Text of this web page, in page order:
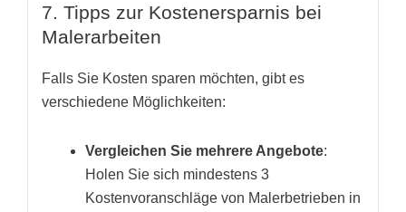
7. Tipps zur Kostenersparnis bei
Malerarbeiten
Falls Sie Kosten sparen möchten, gibt es
verschiedene Möglichkeiten:
Vergleichen Sie mehrere Angebote:
Holen Sie sich mindestens 3
Kostenvoranschläge von Malerbetrieben in